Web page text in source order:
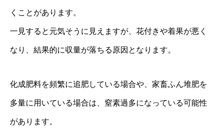
くことがあります。
一見すると元気そうに見えますが、花付きや着果が悪く
なり、結果的に収量が落ちる原因となります。
化成肥料を頻繁に追肥している場合や、家畜ふん堆肥を
多量に用いている場合は、窒素過多になっている可能性
があります。